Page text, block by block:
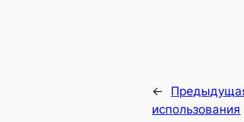
←
использования